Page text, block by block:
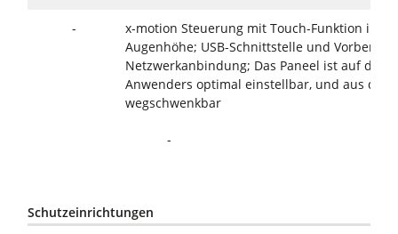
-
x-motion Steuerung mit Touch-Funktion in
Augenhöhe; USB-Schnittstelle und
Netzwerkanbindung; Das Paneel ist auf den
Anwenders optimal einstellbar, und aus
wegschwenkbar
-
Schutzeinrichtungen